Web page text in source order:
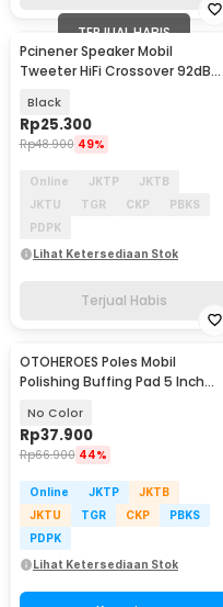
TERJUAL HABIS
Pcinener Speaker Mobil
Tweeter HiFi Crossover 92dB
Black
Rp25.300
Rp48.900 49%
Online JKTP
JKTB
JKTU
TGR CKP
PBKS
PDPK
Lihat Ketersediaan Stok
Terjual Habis
OTOHEROES Poles Mobil
Polishing Buffing Pad 5 Inch
No Color
Rp37.900
Rp66.900 44%
Online JKTP
JKTB
JKTU
TGR CKP
PBKS
PDPK
Lihat Ketersediaan Stok